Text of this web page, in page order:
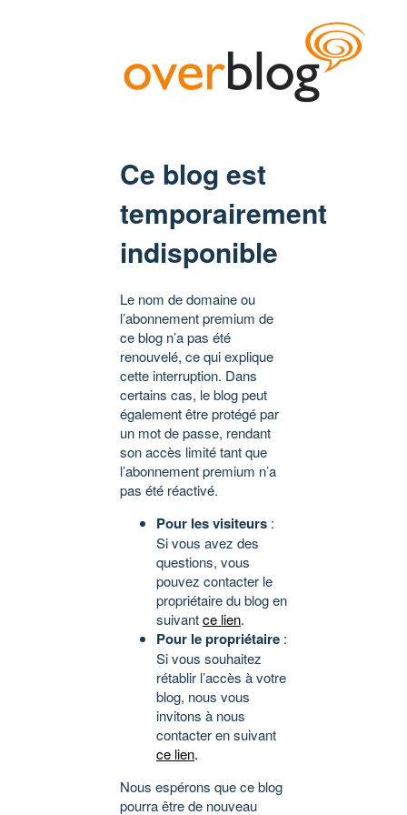
Ce blog est
temporairement
indisponible
Le nom de domaine ou
l’abonnement premium de
ce blog n’a pas été
renouvelé, ce qui explique
cette interruption. Dans
certains cas, le blog peut
également être protégé par
un mot de passe, rendant
son accès limité tant que
l’abonnement premium n’a
pas été réactivé.
Pour les visiteurs :
Si vous avez des
questions, vous
pouvez contacter le
propriétaire du blog en
suivantce lien.
Pour le propriétaire :
Si vous souhaitez
rétablir l’accès à votre
blog, nous vous
invitons à nous
contacter en suivant
ce lien.
Nous espérons que ce blog
pourra être de nouveau